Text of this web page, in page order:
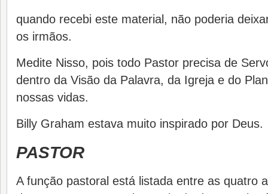
quando recebi este material, não poderia
os irmãos.
Medite Nisso, pois todo Pastor precisa de
dentro da Visão da Palavra, da Igreja e do
nossas vidas.
Billy Graham estava muito inspirado
PASTOR
A função pastoral está listada entre as quatro